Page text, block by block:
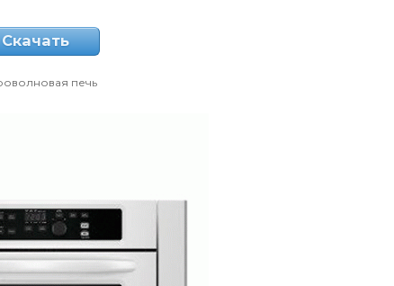
Скачать
печь